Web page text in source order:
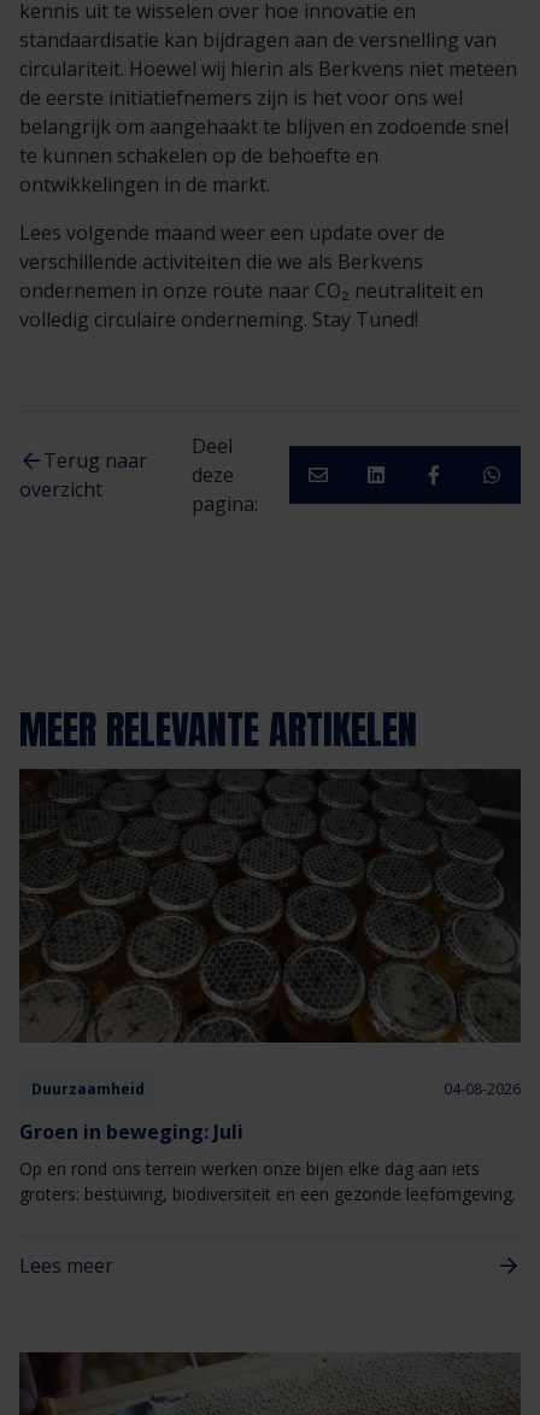
kennis uit te wisselen over hoe innovatie en
standaardisatie kan bijdragen aan de versnelling van
circulariteit. Hoewel wij hierin als Berkvens niet meteen
de eerste initiatiefnemers zijn is het voor ons wel
belangrijk om aangehaakt te blijven en zodoende snel
te kunnen schakelen op de behoefte en
ontwikkelingen in de markt.
Lees volgende maand weer een update over de
verschillende activiteiten die we als Berkvens
ondernemen in onze route naar CO₂ neutraliteit en
volledig circulaire onderneming. Stay Tuned!
Terug naar
overzicht
Deel
deze
pagina:
MEER RELEVANTE ARTIKELEN
Duurzaamheid 04-08-2026
Groen in beweging: Juli
Op en rond ons terrein werken onze bijen elke dag aan iets
groters: bestuiving, biodiversiteit en een gezonde leefomgeving.
Lees meer